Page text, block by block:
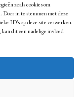
zoals cookies om
Door in te stemmen met deze
ID's op deze site verwerken.
dit een nadelige invloed